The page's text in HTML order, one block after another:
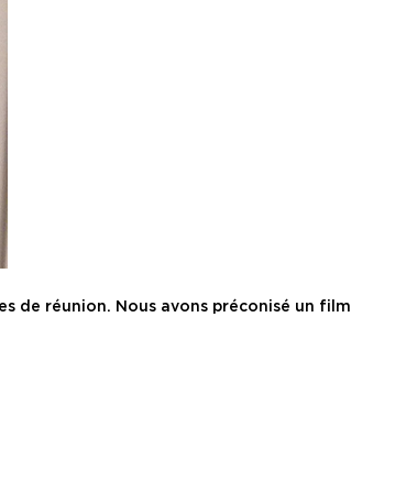
de réunion. Nous avons préconisé un film